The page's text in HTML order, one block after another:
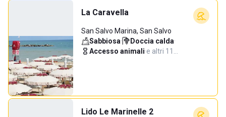
La Caravella
San Salvo Marina, San Salvo
Sabbiosa· Doccia calda·
Accesso animali·e altri 11…
Lido Le Marinelle 2